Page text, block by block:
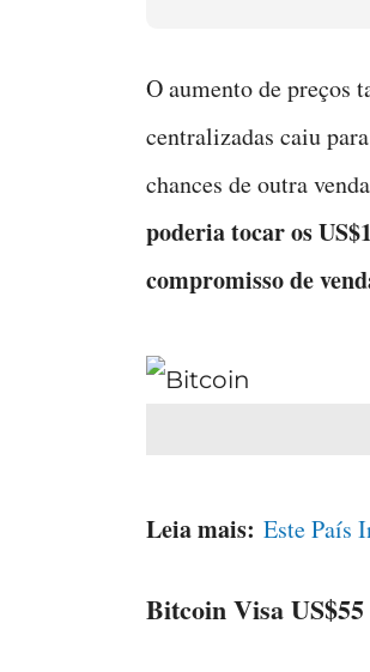
O aumento de preços
centralizadas caiu
chances de outra
poderia tocar os
compromisso de
Leia mais: Este País
Bitcoin Visa